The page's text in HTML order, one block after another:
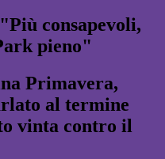
consapevoli,
pieno"
Primavera,
al termine
vinta contro il